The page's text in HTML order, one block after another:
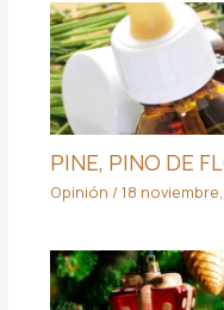
PINE, PINO DE
Opinión / 18